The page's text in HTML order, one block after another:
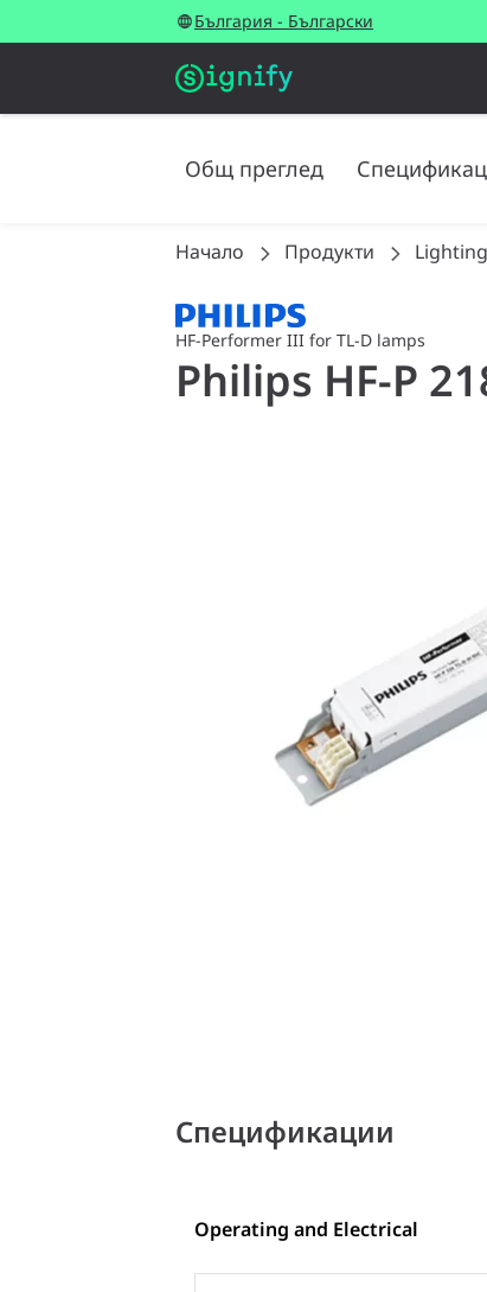
България - Български
Общ преглед
Начало Продукти
HF-Performer III for TL-D lamps
Philips HF-P
Спецификации
Operating and Electrical